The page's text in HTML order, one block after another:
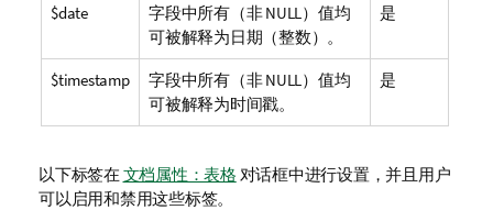
$date 字段中所有（非NULL ）值均
可被解释为日期（整数）。
是
$timestamp 字段中所有（非NULL ）值均
可被解释为时间戳。
是
以下标签在 文档属性：表格 对话框中进行设置，并且用户
可以启用和禁用这些标签。